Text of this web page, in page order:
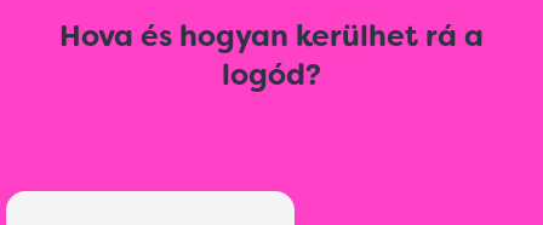
Hova és hogyan kerülhet rá a
logód?